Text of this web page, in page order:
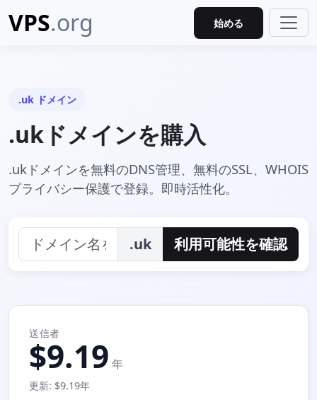
VPS.org 始める
.uk ドメイン
.ukドメインを購入
.ukドメインを無料のDNS管理、無料のSSL、WHOIS
プライバシー保護で登録。即時活性化。
.uk 利用可能性を確認
送信者
$9.19 年
更新: $9.19年